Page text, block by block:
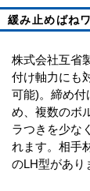
緩み止めばね
株式会社互省
付け軸力にも
可能)。締め付
め、複数のボ
ラつきを少な
れます。相手
のLH型があり